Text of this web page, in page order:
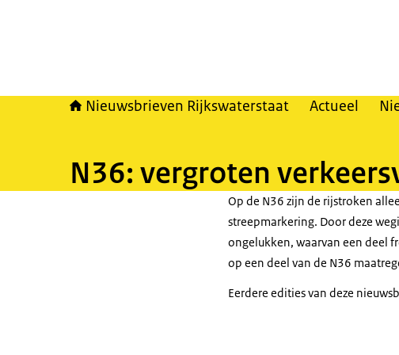
Nieuwsbrieven Rijkswaterstaat Actueel
N36: vergroten
Op de N36 zijn de rijstroken
streepmarkering. Door deze
ongelukken, waarvan een deel
op een deel van de N36
Eerdere edities van deze